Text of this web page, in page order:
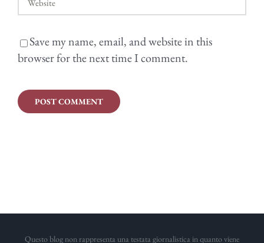
Save my name, email, and website in this
browser for the next time I comment.
Questo blog non rappresenta una testata giornalistica in quanto viene